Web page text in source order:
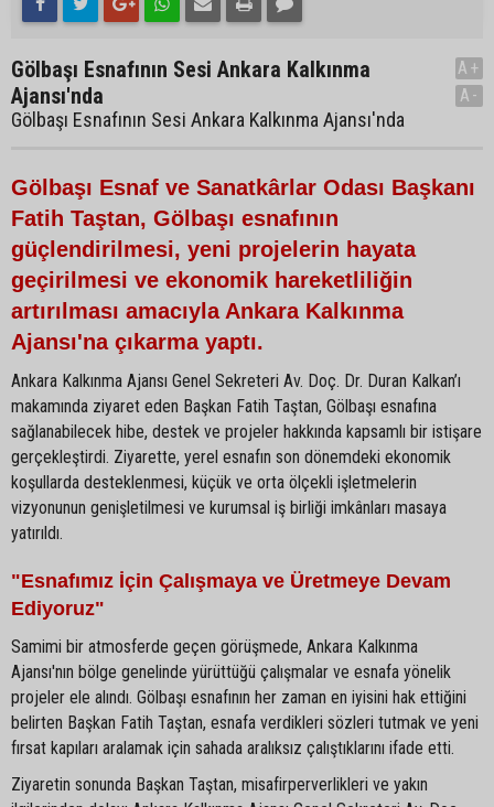
Gölbaşı Esnafının Sesi Ankara Kalkınma
Ajansı'nda
Gölbaşı Esnafının Sesi Ankara Kalkınma Ajansı'nda
A+
A-
Gölbaşı Esnaf ve Sanatkârlar Odası Başkanı
Fatih Taştan, Gölbaşı esnafının
güçlendirilmesi, yeni projelerin hayata
geçirilmesi ve ekonomik hareketliliğin
artırılması amacıyla Ankara Kalkınma
Ajansı'na çıkarma yaptı.
Ankara Kalkınma Ajansı Genel Sekreteri Av. Doç. Dr. Duran Kalkan’ı
makamında ziyaret eden Başkan Fatih Taştan, Gölbaşı esnafına
sağlanabilecek hibe, destek ve projeler hakkında kapsamlı bir istişare
gerçekleştirdi. Ziyarette, yerel esnafın son dönemdeki ekonomik
koşullarda desteklenmesi, küçük ve orta ölçekli işletmelerin
vizyonunun genişletilmesi ve kurumsal iş birliği imkânları masaya
yatırıldı.
"Esnafımız İçin Çalışmaya ve Üretmeye Devam
Ediyoruz"
Samimi bir atmosferde geçen görüşmede, Ankara Kalkınma
Ajansı'nın bölge genelinde yürüttüğü çalışmalar ve esnafa yönelik
projeler ele alındı. Gölbaşı esnafının her zaman en iyisini hak ettiğini
belirten Başkan Fatih Taştan, esnafa verdikleri sözleri tutmak ve yeni
fırsat kapıları aralamak için sahada aralıksız çalıştıklarını ifade etti.
Ziyaretin sonunda Başkan Taştan, misafirperverlikleri ve yakın